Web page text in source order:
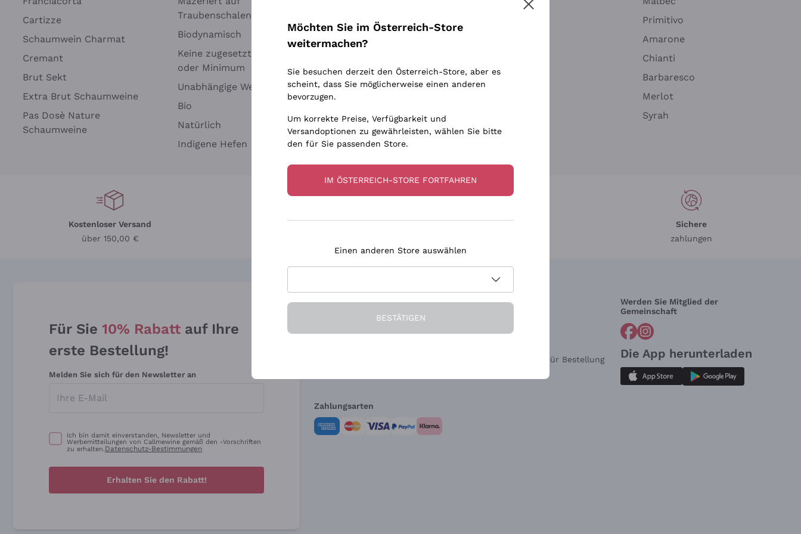
Cartizze
Schaumwein Charmat
Cremant
Brut Sekt
Extra Brut Schaumweine
Pas Dosè Nature
Schaumweine
Traubenschalen
Biodynamisch
Keine zugesetzten Sulfite
oder Minimum
Unabhängige Weinbauern
Bio
Natürlich
Indigene Hefen
Occhipinti Arianna
Biondi Santi
Argiolas
Zenato
Ca' dei Frati
Chardonnay
Primitivo
Amarone
Chianti
Barbaresco
Merlot
Syrah
Kostenloser Versand
über 150,00 €
Sichere
zahlungen
Für Sie 10% Rabatt auf Ihre
erste Bestellung!
Melden Sie sich für den Newsletter an
Ich bin damit einverstanden, Newsletter und
Werbemitteilungen von Callmewine gemäß den -Vorschriften
zu erhalten.Datenschutz-Bestimmungen
Erhalten Sie den Rabatt!
Die Firma Brauchen Sie Hilfe?
Widerrufsformular für Bestellung
Werden Sie Mitglied der
Gemeinschaft
Die App herunterladen
Zahlungsarten
Weitere Informationen finden Sie in unserem Datenschutz-Bestimmungen
Möchten Sie im Österreich-Store
weitermachen?
Sie besuchen derzeit den Österreich-Store, aber es
scheint, dass Sie möglicherweise einen anderen
bevorzugen.
Um korrekte Preise, Verfügbarkeit und
Versandoptionen zu gewährleisten, wählen Sie bitte
den für Sie passenden Store.
IM ÖSTERREICH-STORE FORTFAHREN
Einen anderen Store auswählen
BESTÄTIGEN